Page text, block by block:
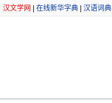
汉文学网 在线新华字典 汉语词典